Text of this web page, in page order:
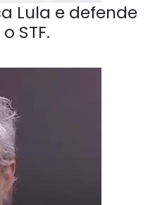
Lula e defende
STF.